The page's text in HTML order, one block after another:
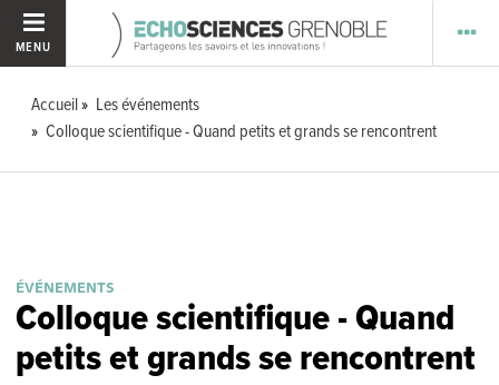
MENU
Accueil
Les événements
Colloque scientifique - Quand petits et grands se rencontrent
ÉVÉNEMENTS
Colloque scientifique - Quand
petits et grands se rencontrent